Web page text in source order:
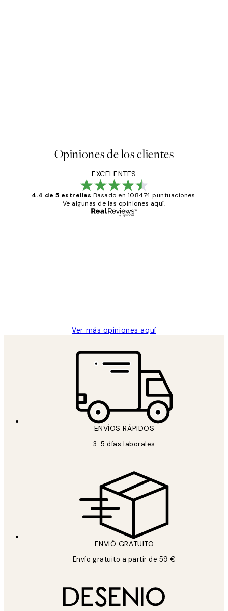
Opiniones de los clientes
EXCELENTES
4.4 de 5 estrellas Basado en 108474 puntuaciones.
Ve algunas de las opiniones aquí.
Ver más opiniones aquí
ENVÍOS RÁPIDOS
3-5 días laborales
ENVIÓ GRATUITO
Envío gratuito a partir de 59 €